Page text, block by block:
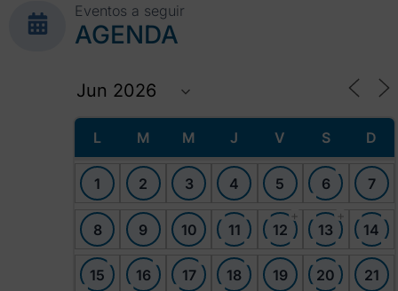
Eventos a seguir
AGENDA
L M M J V S D
1 2 3 4 5 6 7
8 9 10 11 12
+
13
+
14
15 16 17 18 19 20 21